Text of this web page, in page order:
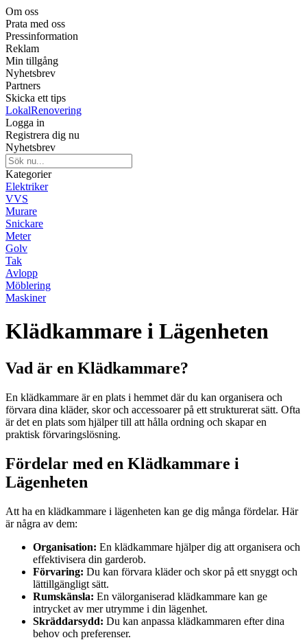
Om oss
Prata med oss
Pressinformation
Reklam
Min tillgång
Nyhetsbrev
Partners
Skicka ett tips
LokalRenovering
Logga in
Registrera dig nu
Nyhetsbrev
Kategorier
Elektriker
VVS
Murare
Snickare
Meter
Golv
Tak
Avlopp
Möblering
Maskiner
Klädkammare i Lägenheten
Vad är en Klädkammare?
En klädkammare är en plats i hemmet där du kan organisera och
förvara dina kläder, skor och accessoarer på ett strukturerat sätt. Ofta
är det en plats som hjälper till att hålla ordning och skapar en
praktisk förvaringslösning.
Fördelar med en Klädkammare i
Lägenheten
Att ha en klädkammare i lägenheten kan ge dig många fördelar. Här
är några av dem:
Organisation: En klädkammare hjälper dig att organisera och
effektivisera din garderob.
Förvaring: Du kan förvara kläder och skor på ett snyggt och
lättillgängligt sätt.
Rumskänsla: En välorganiserad klädkammare kan ge
intrycket av mer utrymme i din lägenhet.
Skräddarsydd: Du kan anpassa klädkammaren efter dina
behov och preferenser.